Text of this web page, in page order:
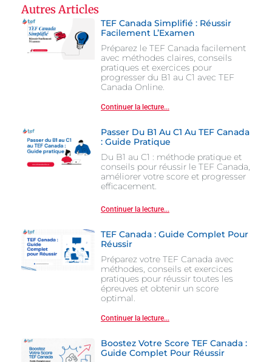
Autres Articles
TEF Canada Simplifié : Réussir
Facilement L’Examen
Préparez le TEF Canada facilement
avec méthodes claires, conseils
pratiques et exercices pour
progresser du B1 au C1 avec TEF
Canada Online.
Continuer la lecture...
Passer Du B1 Au C1 Au TEF Canada
: Guide Pratique
Du B1 au C1 : méthode pratique et
conseils pour réussir le TEF Canada,
améliorer votre score et progresser
efficacement.
Continuer la lecture...
TEF Canada : Guide Complet Pour
Réussir
Préparez votre TEF Canada avec
méthodes, conseils et exercices
pratiques pour réussir toutes les
épreuves et obtenir un score
optimal.
Continuer la lecture...
Boostez Votre Score TEF Canada :
Guide Complet Pour Réussir